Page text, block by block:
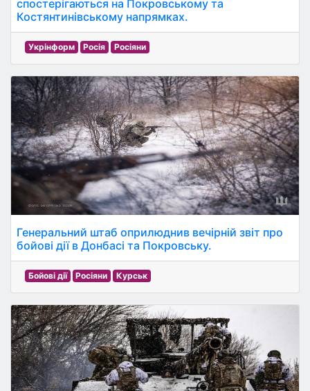
спостерігаються на Покровському та
Костянтинівському напрямках.
Укрінформ Росія Росіяни
Генеральний штаб оприлюднив вечірній звіт про
бойові дії в Донбасі та Покровську.
Бойові дії Росіяни Курськ